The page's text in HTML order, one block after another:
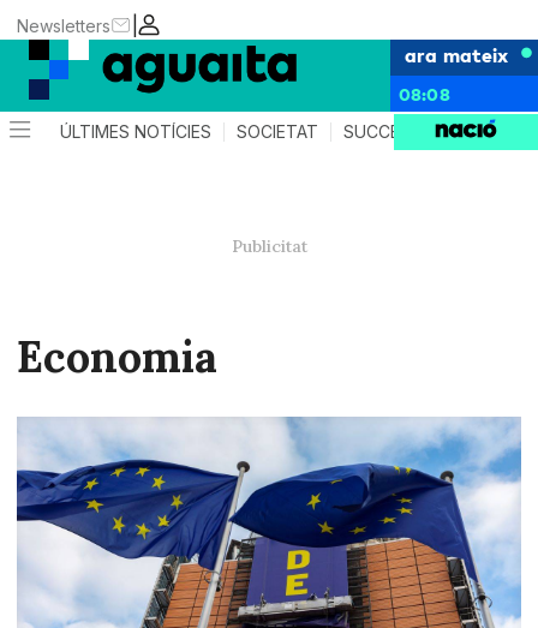
|
Newsletters
ara mateix
08:08
ÚLTIMES NOTÍCIES SOCIETAT SUCCESSOS AGENDA
Economia